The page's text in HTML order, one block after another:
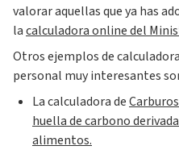
valorar aquellas que ya has
lacalculadora online del
Otros ejemplos de
personal muy interesantes
La calculadora de
huella de carbono
alimentos.